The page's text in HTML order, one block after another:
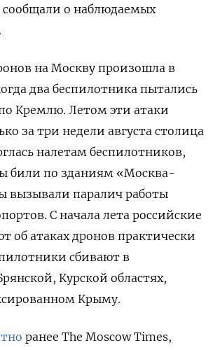
сообщали о наблюдаемых
на Москву произошла в
два беспилотника пытались
Кремлю. Летом эти атаки
за три недели августа столица
налетам беспилотников,
били по зданиям «Москва-
вызывали паралич работы
С начала лета российские
об атаках дронов практически
сбивают в
Курской областях,
Крыму.
ранее The Moscow Times,